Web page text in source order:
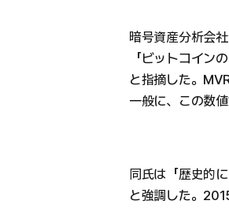
暗号資産分析会
「ビットコイン
と指摘した。
一般に、この数
同氏は「歴史的
と強調した。